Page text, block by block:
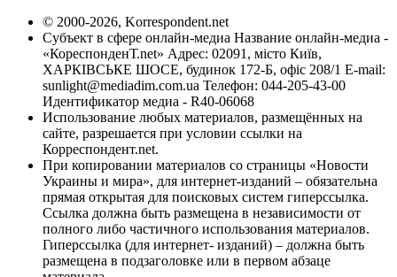
© 2000-2026, Korrespondent.net
Субъект в сфере онлайн-медиа Название онлайн-медиа -
«КореспонденТ.net» Адрес: 02091, місто Київ,
ХАРКІВСЬКЕ ШОСЕ, будинок 172-Б, офіс 208/1 E-mail:
sunlight@mediadim.com.ua Телефон: 044-205-43-00
Идентификатор медиа - R40-06068
Использование любых материалов, размещённых на
сайте, разрешается при условии ссылки на
Корреспондент.net.
При копировании материалов со страницы «Новости
Украины и мира», для интернет-изданий – обязательна
прямая открытая для поисковых систем гиперссылка.
Ссылка должна быть размещена в независимости от
полного либо частичного использования материалов.
Гиперссылка (для интернет- изданий) – должна быть
размещена в подзаголовке или в первом абзаце